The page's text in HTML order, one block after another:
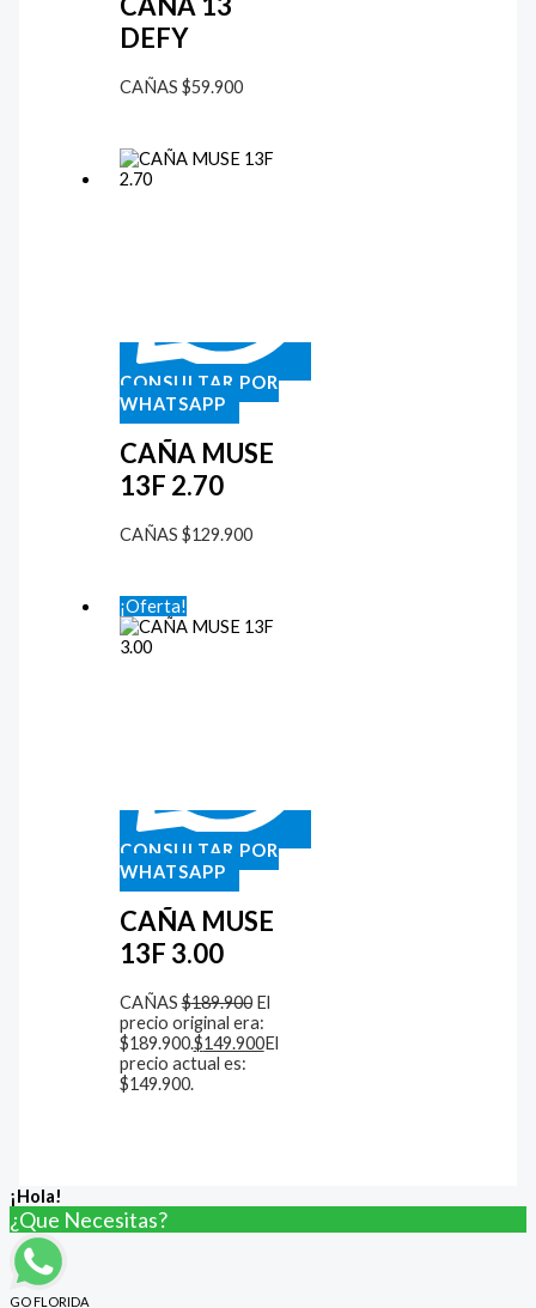
DEFY
CAÑAS $59.900
CONSULTAR POR
WHATSAPP
CAÑA MUSE
13F 2.70
CAÑAS $129.900
¡Oferta!
CONSULTAR POR
WHATSAPP
CAÑA MUSE
13F 3.00
CAÑAS$189.900 El
precio original era:
$189.900.$149.900El
precio actual es:
$149.900.
¡Hola!
¿Que Necesitas?
GO FLORIDA